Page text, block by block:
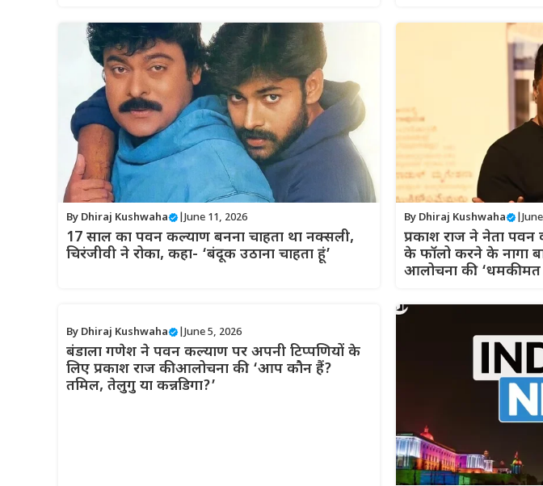
By Dhiraj Kushwaha June 11, 2026
17 साल का पवन कल्याण बनना चाहता था नक्सली,
चिरंजीवी ने रोका, कहा- ‘बंदूक उठाना चाहता हूं’
By Dhiraj Kushwaha |
प्रकाश राज ने नेता
के फॉलो करने के नागा
आलोचना की: ‘धमकी मत
By Dhiraj Kushwaha June 5, 2026
बंडाला गणेश ने पवन कल्याण पर अपनी टिप्पणियों के
लिए प्रकाश राज की आलोचना की: ‘आप कौन हैं?
तमिल, तेलुगु या कन्नडिगा?’